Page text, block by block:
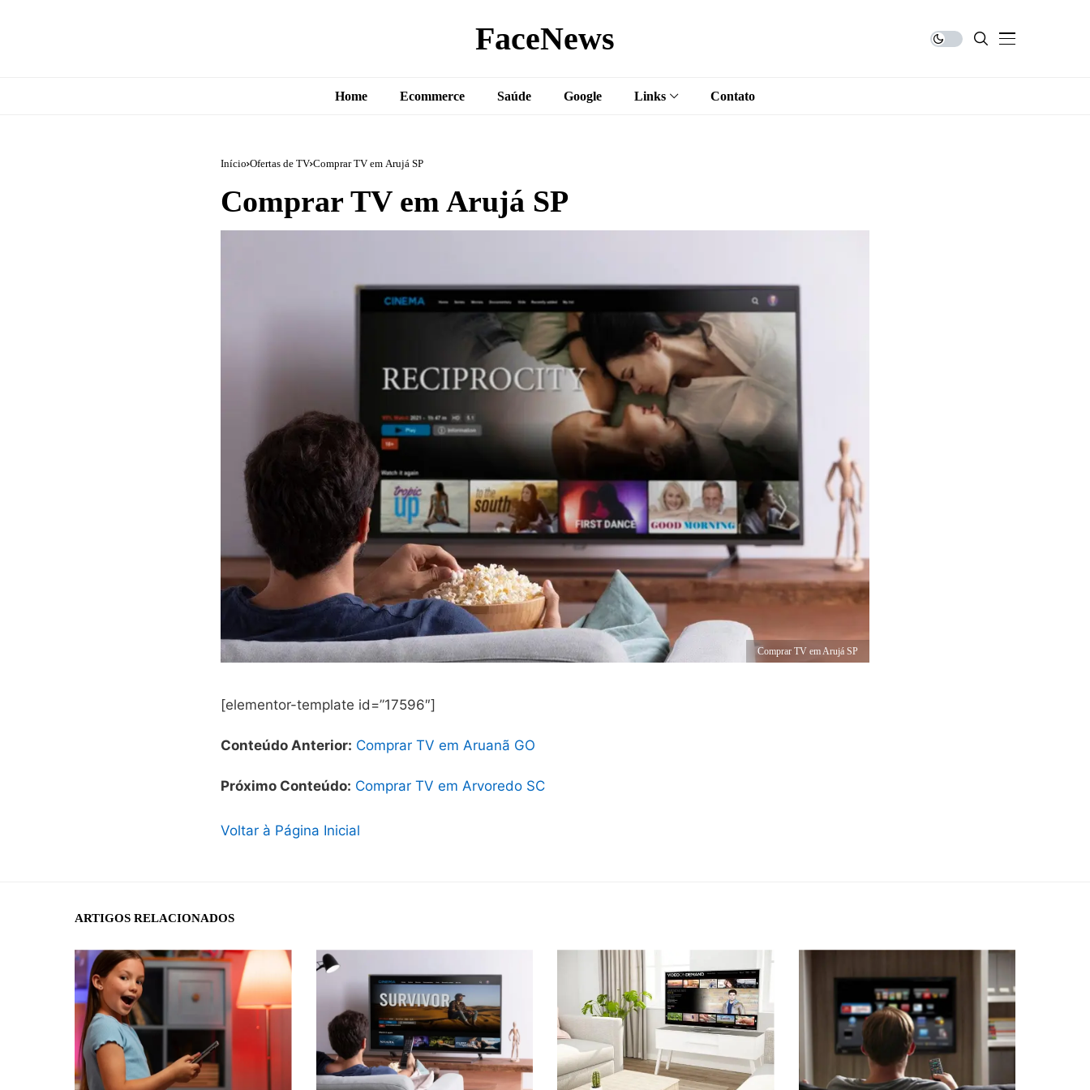
FaceNews
Home Ecommerce Saúde Google Links Contato
Início Ofertas de TV Comprar TV em Arujá SP
Comprar TV em Arujá SP
Comprar TV em Arujá SP
[elementor-template id=”17596″]
Conteúdo Anterior: Comprar TV em Aruanã GO
Próximo Conteúdo: Comprar TV em Arvoredo SC
Voltar à Página Inicial
ARTIGOS RELACIONADOS